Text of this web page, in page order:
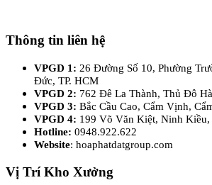
Thông tin liên hệ
VPGD 1: 26 Đường Số 10, Phường
Đức, TP. HCM
VPGD 2: 762 Đê La Thành, Thủ Đô
VPGD 3: Bắc Cầu Cao, Cẩm Vịnh,
VPGD 4: 199 Võ Văn Kiệt, Ninh Kiều,
Hotline: 0948.922.622
Website: hoaphatdatgroup.com
Vị Trí Kho Xưởng